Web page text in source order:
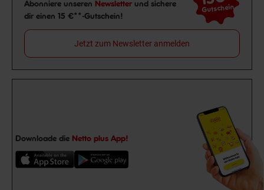
Abonniere unseren Newsletter und sichere
dir einen 15 €**-Gutschein!
Gutschein
Jetzt zum Newsletter anmelden
Downloade die Netto plus App!